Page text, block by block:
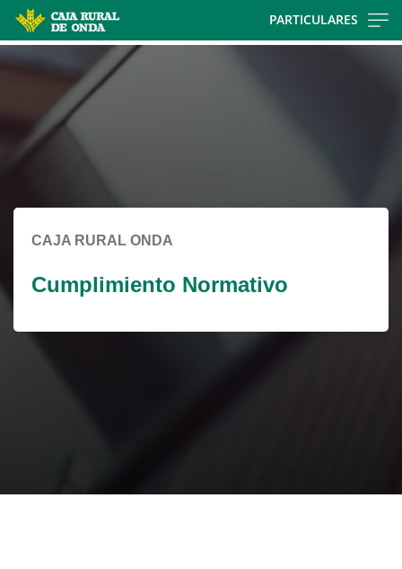
PARTICULARES
Cargando
contenido,
favor
espere...
CAJA RURAL ONDA
Cumplimiento Normativo